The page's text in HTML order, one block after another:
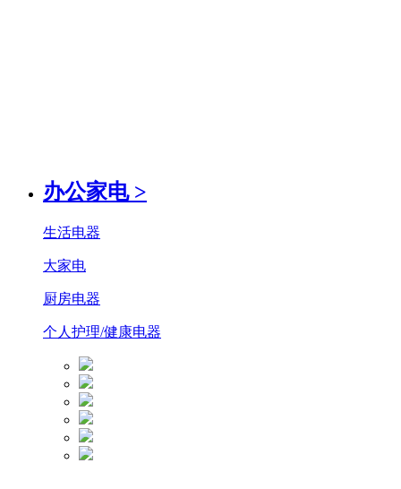
办公家电 >
生活电器
大家电
厨房电器
个人护理/健康电器